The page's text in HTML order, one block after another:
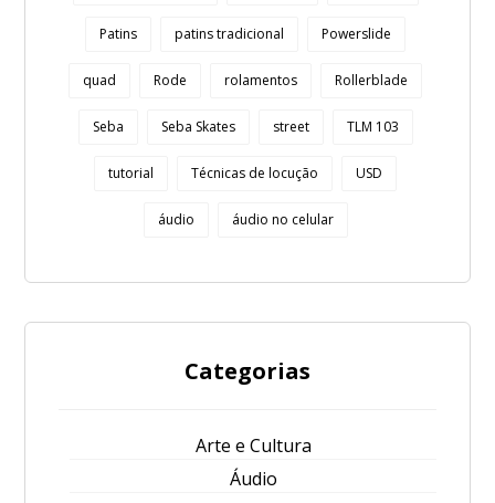
Patins patins tradicional Powerslide
quad Rode rolamentos Rollerblade
Seba Seba Skates street TLM 103
tutorial Técnicas de locução USD
áudio áudio no celular
Categorias
Arte e Cultura
Áudio